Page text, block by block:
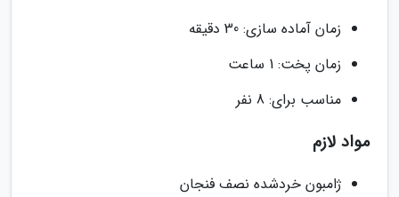
زمان آماده سازی: 30 دقیقه
زمان پخت: 1 ساعت
مناسب برای: 8 نفر
مواد لازم
ژامبون خردشده نصف فنجان